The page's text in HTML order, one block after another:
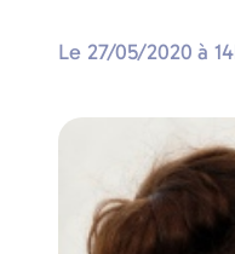
Le 27/05/2020 à